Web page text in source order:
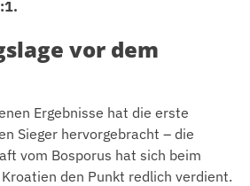
vor dem
Ergebnisse hat die erste
Sieger hervorgebracht – die
vom Bosporus hat sich beim
den Punkt redlich verdient.